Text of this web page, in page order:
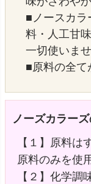
■ノースカラ
料・人工甘
一切使いませ
■原料の全て
ノーズカラー
【１】原料は
原料のみを使
【２】化学調